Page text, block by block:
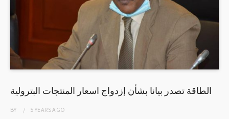
الطاقة تصدر بيانا بشأن إزدواج اسعار المنتجات البترولية
BY 5 YEARSAGO